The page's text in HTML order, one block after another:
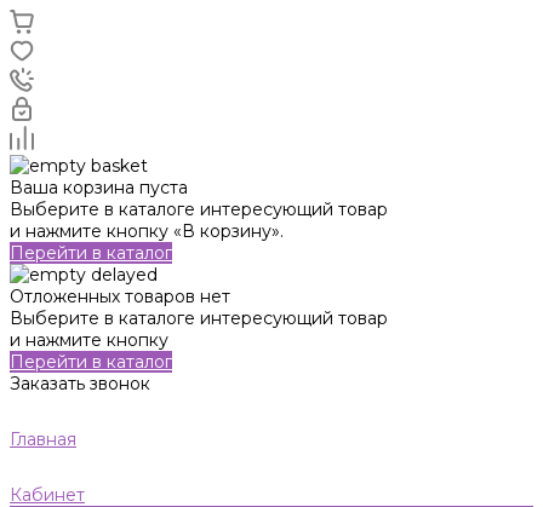
Ваша корзина пуста
Выберите в каталоге интересующий товар
и нажмите кнопку «В корзину».
Перейти в каталог
Отложенных товаров нет
Выберите в каталоге интересующий товар
и нажмите кнопку
Перейти в каталог
Заказать звонок
Главная
Кабинет